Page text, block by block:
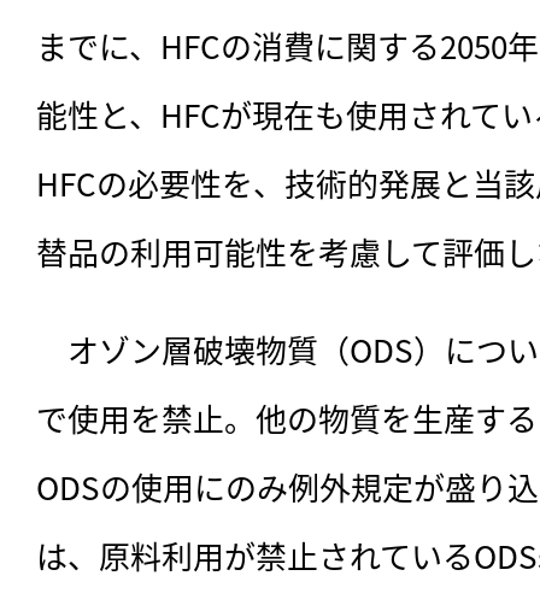
までに、HFCの消費に関する2050
能性と、HFCが現在も使用されて
HFCの必要性を、技術的発展と当
替品の利用可能性を考慮して評価
オゾン層破壊物質（ODS）につ
で使用を禁止。他の物質を生産す
ODSの使用にのみ例外規定が盛り
は、原料利用が禁止されている